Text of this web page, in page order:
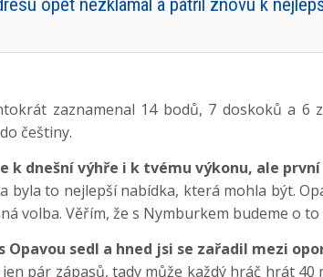
zaznamenal 14 bodů, 7 doskoků a 6
češtiny.
k dnešní výhře i k tvému výkonu, ale
byla to nejlepší nabídka, která mohla být.
volba. Věřím, že s Nymburkem budeme o
Opavou sedl a hned jsi se zařadil mezi
pár zápasů, tady může každý hráč hrát